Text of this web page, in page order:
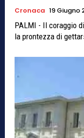
Cronaca 19 Giugno
PALMI - Il coraggio
la prontezza di